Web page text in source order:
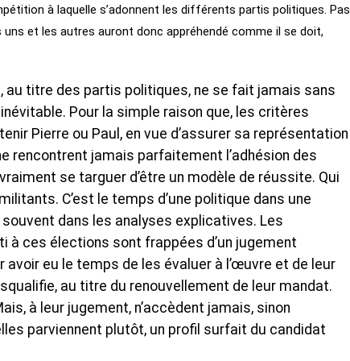
à laquelle s’adonnent les différents partis politiques. Pas
et les autres auront donc appréhendé comme il se doit,
au titre des partis politiques, ne se fait jamais sans
Pour la simple raison que, les critères
Pierre ou Paul, en vue d’assurer sa représentation
rencontrent jamais parfaitement l’adhésion des
se targuer d’être un modèle de réussite. Qui
C’est le temps d’une politique dans une
dans les analyses explicatives. Les
à ces élections sont frappées d’un jugement
avoir eu le temps de les évaluer à l’œuvre et de leur
au titre du renouvellement de leur mandat.
à leur jugement, n’accèdent jamais, sinon
parviennent plutôt, un profil surfait du candidat